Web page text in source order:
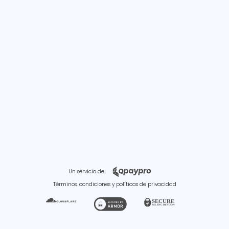
Un servicio de
Términos, condiciones y políticas de privacidad